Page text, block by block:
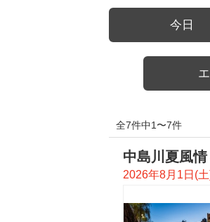
今日
全7件中1〜7件
中島川夏風
2026年8月1日(